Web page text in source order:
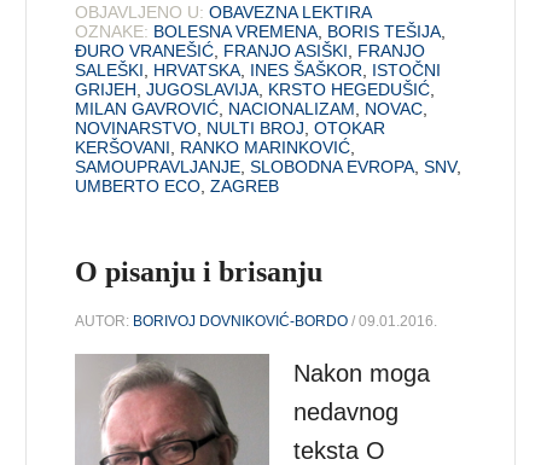
OBJAVLJENO U: OBAVEZNA LEKTIRA
OZNAKE: BOLESNA VREMENA BORIS TEŠIJA
ĐURO VRANEŠIĆ FRANJO ASIŠKI
FRANJO
SALEŠKI
HRVATSKA INES ŠAŠKOR
ISTOČNI
GRIJEH ,JUGOSLAVIJA KRSTO HEGEDUŠIĆ
MILAN GAVROVIĆ NACIONALIZAM NOVAC
NOVINARSTVO NULTI BROJ ,OTOKAR
KERŠOVANI
RANKO MARINKOVIĆ
SAMOUPRAVLJANJE ,SLOBODNA EVROPA ,SNV,
UMBERTO ECO ,ZAGREB
O pisanju i brisanju
AUTOR: BORIVOJ DOVNIKOVIĆ-BORDO / 09.01.2016.
Nakon moga
nedavnog
teksta O